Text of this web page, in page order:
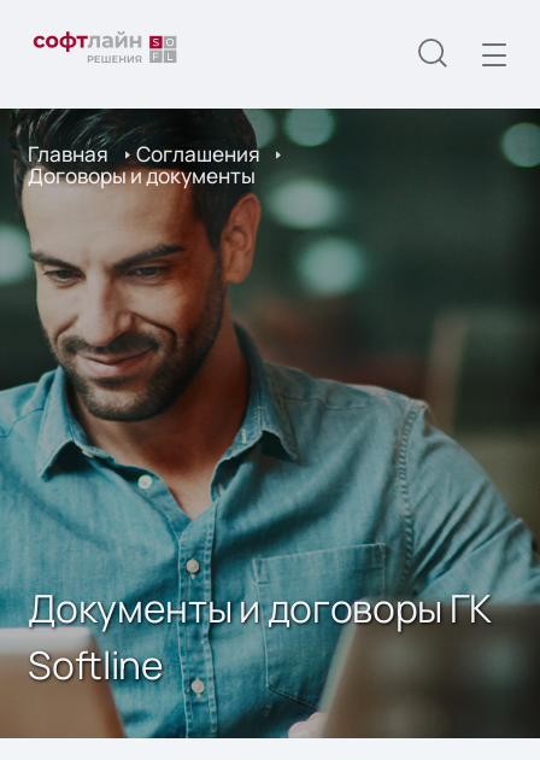
Главная Соглашения
Договоры и документы
Документы и договоры ГК
Softline